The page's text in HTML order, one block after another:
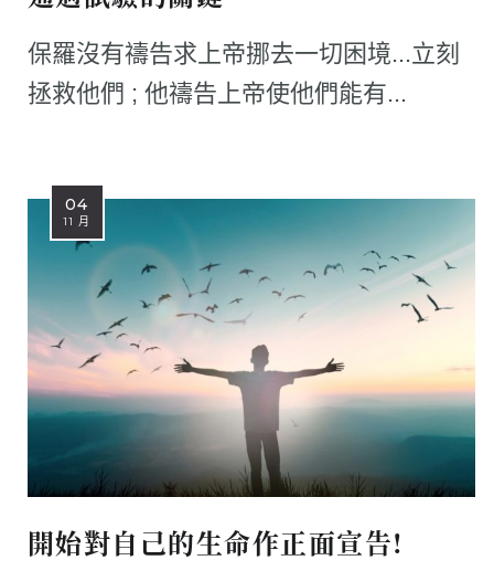
保羅沒有禱告求上帝挪去一切困境...立刻
拯救他們 ; 他禱告上帝使他們能有...
04
11 月
開始對自己的生命作正面宣告!